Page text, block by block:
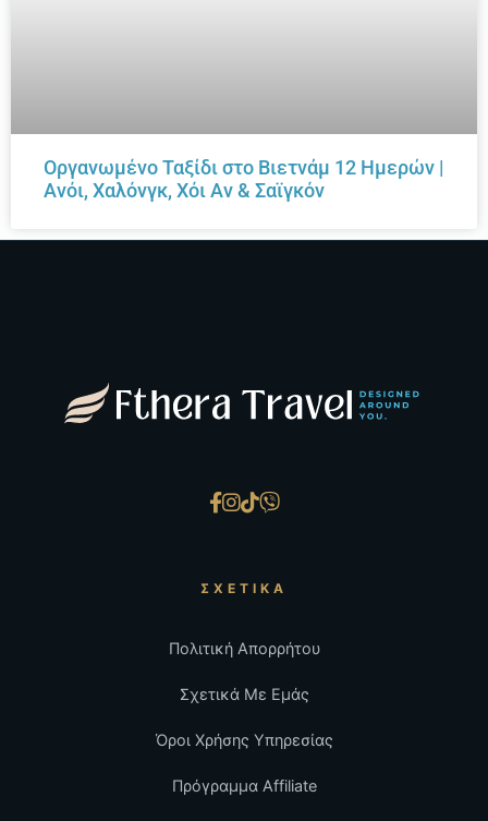
Οργανωμένο Ταξίδι στο Βιετνάμ 12 Ημερών |
Ανόι, Χαλόνγκ, Χόι Αν & Σαϊγκόν
ΣΧΕΤΙΚΆ
Πολιτική Απορρήτου
Σχετικά Με Εμάς
Όροι Χρήσης Υπηρεσίας
Πρόγραμμα Affiliate